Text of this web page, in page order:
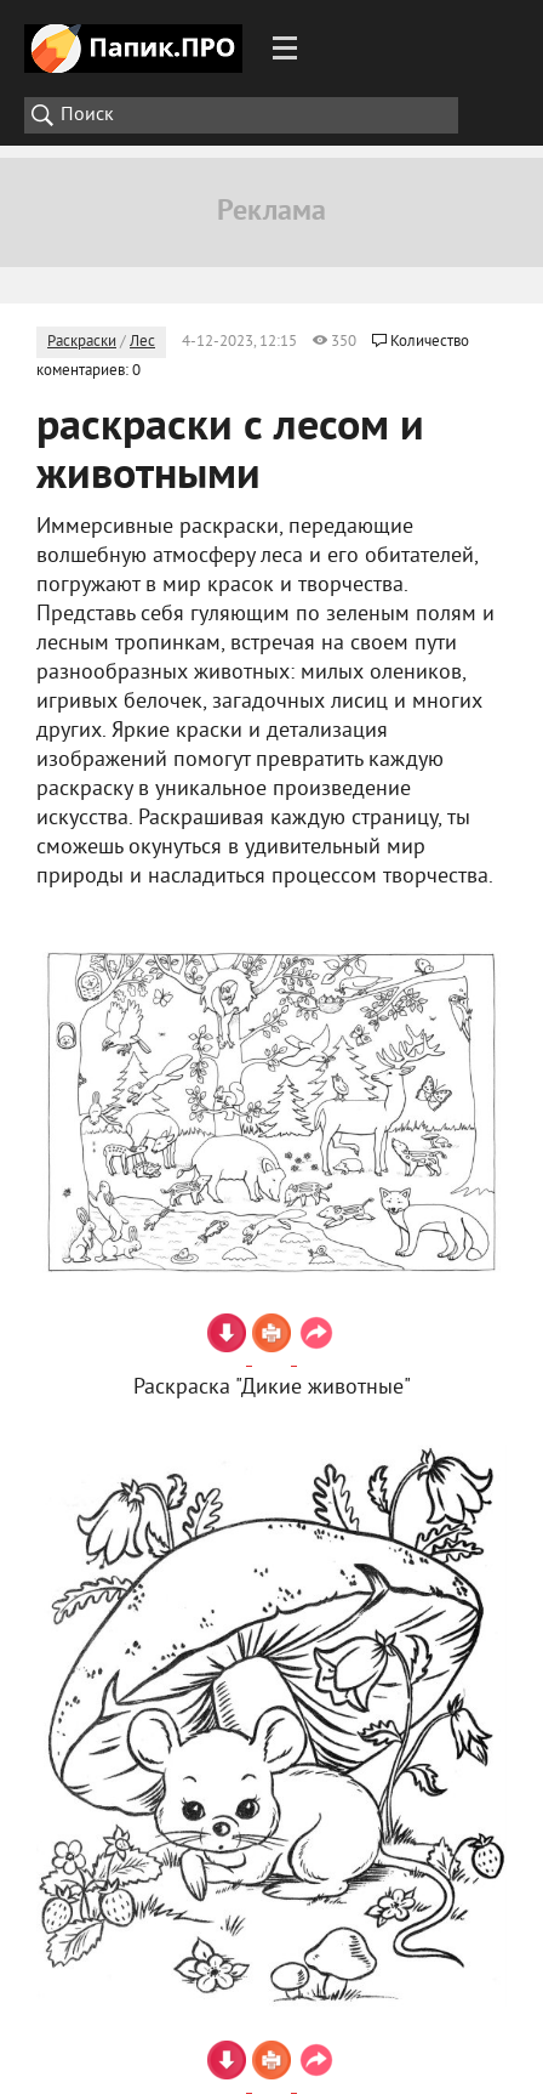
Раскраски /Лес 4-12-2023, 12:15 350
Количество
коментариев: 0
раскраски с лесом и
животными
Иммерсивные раскраски, передающие
волшебную атмосферу леса и его обитателей,
погружают в мир красок и творчества.
Представь себя гуляющим по зеленым полям и
лесным тропинкам, встречая на своем пути
разнообразных животных: милых олеников,
игривых белочек, загадочных лисиц и многих
других. Яркие краски и детализация
изображений помогут превратить каждую
раскраску в уникальное произведение
искусства. Раскрашивая каждую страницу, ты
сможешь окунуться в удивительный мир
природы и насладиться процессом творчества.
Раскраска "Дикие животные"